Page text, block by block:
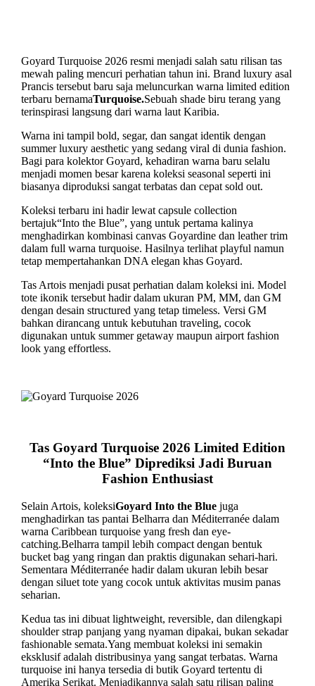
Goyard Turquoise 2026resmi menjadi salah satu rilisan tas
mewah paling mencuri perhatian tahun ini. Brand luxury asal
Prancis tersebut baru saja meluncurkan warna limited edition
terbaru bernamaTurquoise.Sebuah shade biru terang yang
terinspirasi langsung dari warna laut Karibia.
Warna ini tampil bold, segar, dan sangat identik dengan
summer luxury aesthetic yang sedang viral di dunia fashion.
Bagi para kolektor Goyard, kehadiran warna baru selalu
menjadi momen besar karena koleksi seasonal seperti ini
biasanya diproduksi sangat terbatas dan cepat sold out.
Koleksi terbaru ini hadir lewat capsule collection
bertajuk“Into the Blue”, yang untuk pertama kalinya
menghadirkan kombinasi canvas Goyardine dan leather trim
dalam full warna turquoise. Hasilnya terlihat playful namun
tetap mempertahankan DNA elegan khas Goyard.
Tas Artois menjadi pusat perhatian dalam koleksi ini. Model
tote ikonik tersebut hadir dalam ukuran PM, MM, dan GM
dengan desain structured yang tetap timeless. Versi GM
bahkan dirancang untuk kebutuhan traveling, cocok
digunakan untuk summer getaway maupun airport fashion
look yang effortless.
Tas Goyard Turquoise 2026 Limited Edition
“Into the Blue” Diprediksi Jadi Buruan
Fashion Enthusiast
Selain Artois, koleksiGoyard Into the Bluejuga
menghadirkan tas pantai Belharra dan Méditerranée dalam
warna Caribbean turquoise yang fresh dan eye-
catching.Belharra tampil lebih compact dengan bentuk
bucket bag yang ringan dan praktis digunakan sehari-hari.
Sementara Méditerranée hadir dalam ukuran lebih besar
dengan siluet tote yang cocok untuk aktivitas musim panas
seharian.
Kedua tas ini dibuat lightweight, reversible, dan dilengkapi
shoulder strap panjang yang nyaman dipakai, bukan sekadar
fashionable semata.Yang membuat koleksi ini semakin
eksklusif adalah distribusinya yang sangat terbatas. Warna
turquoise ini hanya tersedia di butik Goyard tertentu di
Amerika Serikat. Menjadikannya salah satu rilisan paling